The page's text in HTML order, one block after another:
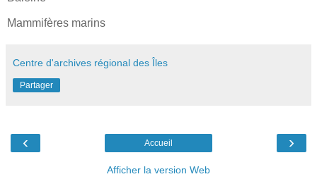
Mammifères marins
Centre d'archives régional des Îles
Partager
‹ ›
Accueil
Afficher la version Web